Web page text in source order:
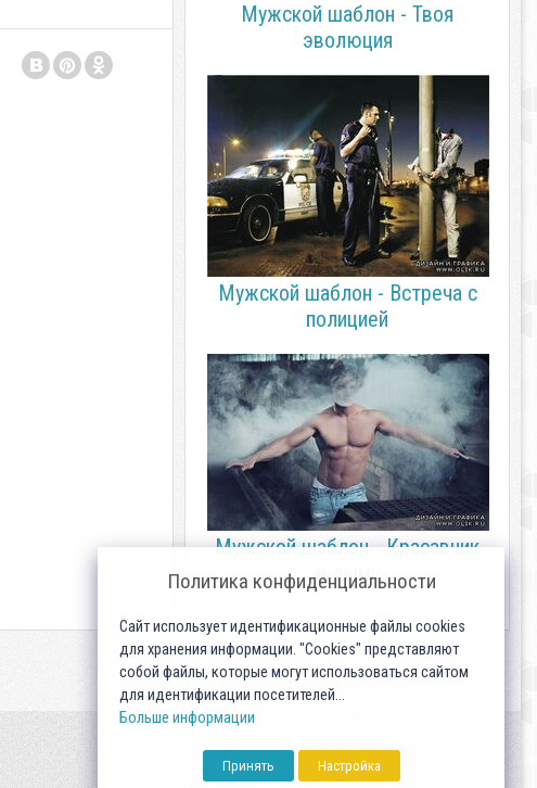
Мужской шаблон - Твоя
эволюция
Мужской шаблон - Встреча с
полицией
Мужской шаблон - Красавчик
в дыму
Политика конфиденциальности
Сайт использует идентификационные файлы cookies
для хранения информации. "Cookies" представляют
собой файлы, которые могут использоваться сайтом
для идентификации посетителей...
Больше информации
Принять Настройка